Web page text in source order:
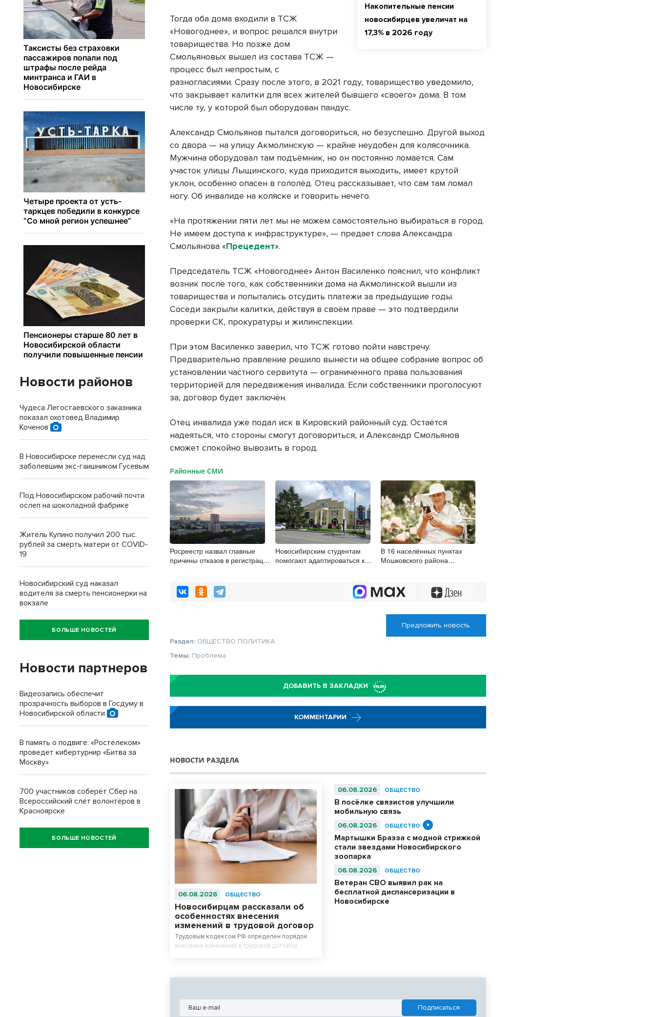
Накопительные пенсии
новосибирцев увеличат на
17,3% в 2026 году
Тогда оба дома входили в ТСЖ
«Новогоднее», и вопрос решался внутри
товарищества. Но позже дом
Смольяновых вышел из состава ТСЖ —
процесс был непростым, с
разногласиями. Сразу после этого, в 2021 году, товарищество уведомило,
что закрывает калитки для всех жителей бывшего «своего» дома. В том
числе ту, у которой был оборудован пандус.
Александр Смольянов пытался договориться, но безуспешно. Другой выход
со двора — на улицу Акмолинскую — крайне неудобен для колясочника.
Мужчина оборудовал там подъёмник, но он постоянно ломается. Сам
участок улицы Лыщинского, куда приходится выходить, имеет крутой
уклон, особенно опасен в гололёд. Отец рассказывает, что сам там ломал
ногу. Об инвалиде на коляске и говорить нечего.
«На протяжении пяти лет мы не можем самостоятельно выбираться в город.
Не имеем доступа к инфраструктуре», — предает слова Александра
Смольянова «Прецедент».
Председатель ТСЖ «Новогоднее» Антон Василенко пояснил, что конфликт
возник после того, как собственники дома на Акмолинской вышли из
товарищества и попытались отсудить платежи за предыдущие годы.
Соседи закрыли калитки, действуя в своём праве — это подтвердили
проверки СК, прокуратуры и жилинспекции.
При этом Василенко заверил, что ТСЖ готово пойти навстречу.
Предварительно правление решило вынести на общее собрание вопрос об
установлении частного сервитута — ограниченного права пользования
территорией для передвижения инвалида. Если собственники проголосуют
за, договор будет заключён.
Отец инвалида уже подал иск в Кировский районный суд. Остаётся
надеяться, что стороны смогут договориться, и Александр Смольянов
сможет спокойно вывозить в город.
Районные СМИ
Росреестр назвал главные
причины отказов в регистрации
Новосибирским студентам
помогают адаптироваться к
В 16 населённых пунктах
Мошковского района
Предложить новость
Раздел: ОБЩЕСТВО ПОЛИТИКА
Темы: Проблема
ДОБАВИТЬ В ЗАКЛАДКИ
КОММЕНТАРИИ
НОВОСТИ РАЗДЕЛА
06.08.2026 ОБЩЕСТВО
Новосибирцам рассказали об
особенностях внесения
изменений в трудовой договор
Трудовым кодексом РФ определен порядок
внесения изменений в трудовой договор.
06.08.2026 ОБЩЕСТВО
В посёлке связистов улучшили
мобильную связь
06.08.2026 ОБЩЕСТВО
Мартышки Бразза с модной стрижкой
стали звездами Новосибирского
зоопарка
06.08.2026 ОБЩЕСТВО
Ветеран СВО выявил рак на
бесплатной диспансеризации в
Новосибирске
Новости районов
Чудеса Легостаевского заказника
показал охотовед Владимир
Коченов
В Новосибирске перенесли суд над
заболевшим экс-гаишником Гусевым
Под Новосибирском рабочий почти
ослеп на шоколадной фабрике
Житель Купино получил 200 тыс.
рублей за смерть матери от COVID-
19
Новосибирский суд наказал
водителя за смерть пенсионерки на
вокзале
БОЛЬШЕ НОВОСТЕЙ
Новости партнеров
Видеозапись обеспечит
прозрачность выборов в Госдуму в
Новосибирской области
В память о подвиге: «Ростелеком»
проведет кибертурнир «Битва за
Москву»
700 участников соберёт Сбер на
Всероссийский слёт волонтёров в
Красноярске
БОЛЬШЕ НОВОСТЕЙ